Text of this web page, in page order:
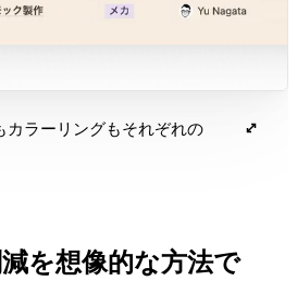
カラーリングもそれぞれの
を想像的な方法で